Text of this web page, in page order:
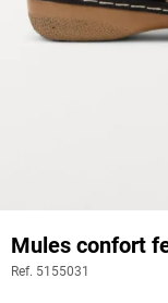
Mules confort
Ref. 5155031